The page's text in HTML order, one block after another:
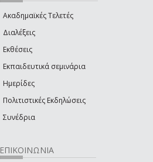
Ακαδημαϊκές Τελετές
Διαλέξεις
Εκθέσεις
Εκπαιδευτικά σεμινάρια
Ημερίδες
Πολιτιστικές Εκδηλώσεις
Συνέδρια
ΕΠΙΚΟΙΝΩΝΙΑ